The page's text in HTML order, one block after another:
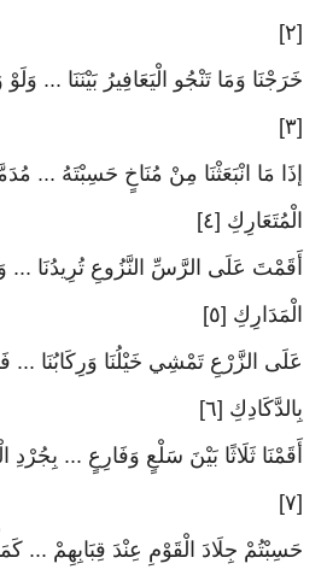
[٢]
خَرَجْنَا وَمَا تَنْجُو الْيَعَافِيرُ بَيْنَنَا ...
[٣]
إذَا مَا انْبَعَثْنَا مِنْ مُنَاخٍ حَسِبْتَهُ ...
الْمُتَعَارِكِ [٤]
أَقَمْتَ عَلَى الرَّسِّ النَّزُوعِ تُرِيدُنَا ...
الْمَدَارِكِ [٥]
عَلَى الزَّرْعِ تَمْشِي خَيْلُنَا وَرِكَابُنَا
بِالدَّكَادِكِ [٦]
أَقَمْنَا ثَلَاثًا بَيْنَ سَلْعٍ وَفَارِعٍ ... بِجُرْدِ
[٧]
حَسِبْتُمْ جِلَادَ الْقَوْمِ عِنْدَ قِبَابِهِمْ ...